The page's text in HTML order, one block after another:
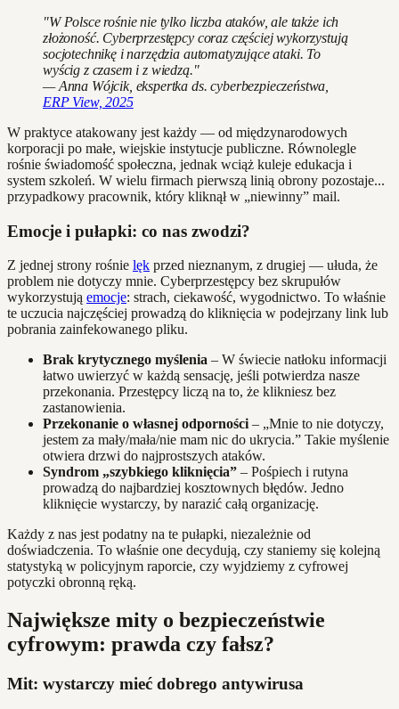
"W Polsce rośnie nie tylko liczba ataków, ale także ich
złożoność. Cyberprzestępcy coraz częściej wykorzystują
socjotechnikę i narzędzia automatyzujące ataki. To
wyścig z czasem i z wiedzą."
— Anna Wójcik, ekspertka ds. cyberbezpieczeństwa,
ERP View, 2025
W praktyce atakowany jest każdy — od międzynarodowych
korporacji po małe, wiejskie instytucje publiczne. Równolegle
rośnie świadomość społeczna, jednak wciąż kuleje edukacja i
system szkoleń. W wielu firmach pierwszą linią obrony pozostaje...
przypadkowy pracownik, który kliknął w „niewinny” mail.
Emocje i pułapki: co nas zwodzi?
Z jednej strony rośnie lęk przed nieznanym, z drugiej — ułuda, że
problem nie dotyczy mnie. Cyberprzestępcy bez skrupułów
wykorzystują emocje: strach, ciekawość, wygodnictwo. To właśnie
te uczucia najczęściej prowadzą do kliknięcia w podejrzany link lub
pobrania zainfekowanego pliku.
Brak krytycznego myślenia – W świecie natłoku informacji
łatwo uwierzyć w każdą sensację, jeśli potwierdza nasze
przekonania. Przestępcy liczą na to, że klikniesz bez
zastanowienia.
Przekonanie o własnej odporności – „Mnie to nie dotyczy,
jestem za mały/mała/nie mam nic do ukrycia.” Takie myślenie
otwiera drzwi do najprostszych ataków.
Syndrom „szybkiego kliknięcia” – Pośpiech i rutyna
prowadzą do najbardziej kosztownych błędów. Jedno
kliknięcie wystarczy, by narazić całą organizację.
Każdy z nas jest podatny na te pułapki, niezależnie od
doświadczenia. To właśnie one decydują, czy staniemy się kolejną
statystyką w policyjnym raporcie, czy wyjdziemy z cyfrowej
potyczki obronną ręką.
Największe mity o bezpieczeństwie
cyfrowym: prawda czy fałsz?
Mit: wystarczy mieć dobrego antywirusa